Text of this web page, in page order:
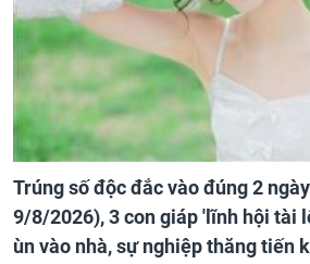
Trúng số độc đắc vào đúng 2
9/8/2026), 3 con giáp 'lĩnh hội tài
ùn vào nhà, sự nghiệp thăng tiến